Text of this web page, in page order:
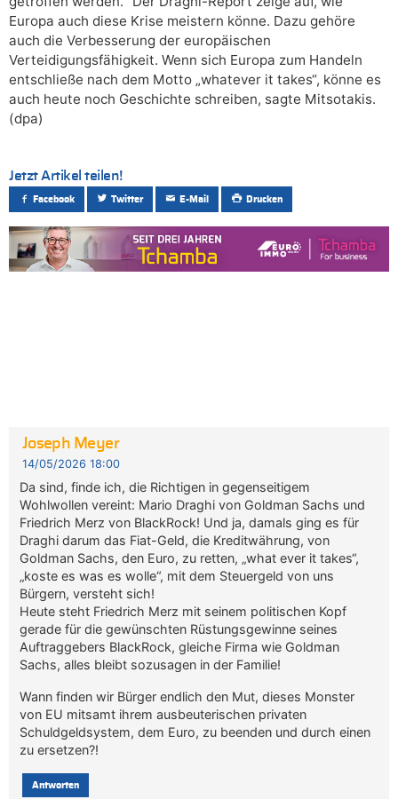
Europa auch diese Krise meistern könne. Dazu gehöre
auch die Verbesserung der europäischen
Verteidigungsfähigkeit. Wenn sich Europa zum Handeln
entschließe nach dem Motto „whatever it takes“, könne es
auch heute noch Geschichte schreiben, sagte Mitsotakis.
(dpa)
Jetzt Artikel teilen!
Facebook Twitter E-Mail Drucken
Joseph Meyer
14/05/2026 18:00
Da sind, finde ich, die Richtigen in gegenseitigem
Wohlwollen vereint: Mario Draghi von Goldman Sachs und
Friedrich Merz von BlackRock! Und ja, damals ging es für
Draghi darum das Fiat-Geld, die Kreditwährung, von
Goldman Sachs, den Euro, zu retten, „what ever it takes“,
„koste es was es wolle“, mit dem Steuergeld von uns
Bürgern, versteht sich!
Heute steht Friedrich Merz mit seinem politischen Kopf
gerade für die gewünschten Rüstungsgewinne seines
Auftraggebers BlackRock, gleiche Firma wie Goldman
Sachs, alles bleibt sozusagen in der Familie!
Wann finden wir Bürger endlich den Mut, dieses Monster
von EU mitsamt ihrem ausbeuterischen privaten
Schuldgeldsystem, dem Euro, zu beenden und durch einen
zu ersetzen?!
Antworten